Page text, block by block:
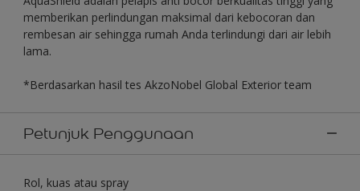
memberikan perlindungan maksimal dari kebocoran dan
rembesan air sehingga rumah Anda terlindungi dari air lebih
lama.
*Berdasarkan hasil tes AkzoNobel Global Exterior team
Petunjuk Penggunaan
Rol, kuas atau spray